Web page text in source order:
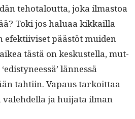
teho­talout­ta, joka ilmas­toa
Toki jos halu­aa kikkail­la
efek­ti­iviset päästöt muiden
tästä on keskustel­la, mut­
län­nessä
tahti­in. Vapaus tarkoit­taa
ja hui­ja­ta ilman